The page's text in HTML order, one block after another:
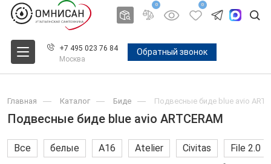
0 0
+7 495 023 76 84
Москва
Обратный звонок
Главная Каталог Биде Подвесные биде blue avio
Подвесные биде blue avio ARTCERAM
Все белые A16 Atelier Civitas File 2.0